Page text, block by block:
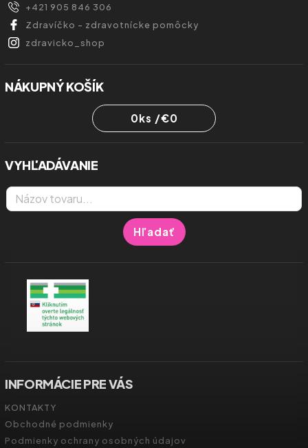
+421 905 846 306
Zdravíčko - zdravotnícke pomôcky
zdravicko_shop
NÁKUPNÝ KOŠÍK
0ks /€0
VYHĽADÁVANIE
Hľadať
INFORMÁCIE PRE VÁS
KONTAKTY
Obchodné podmienky
Podmienky ochrany osobných údajov